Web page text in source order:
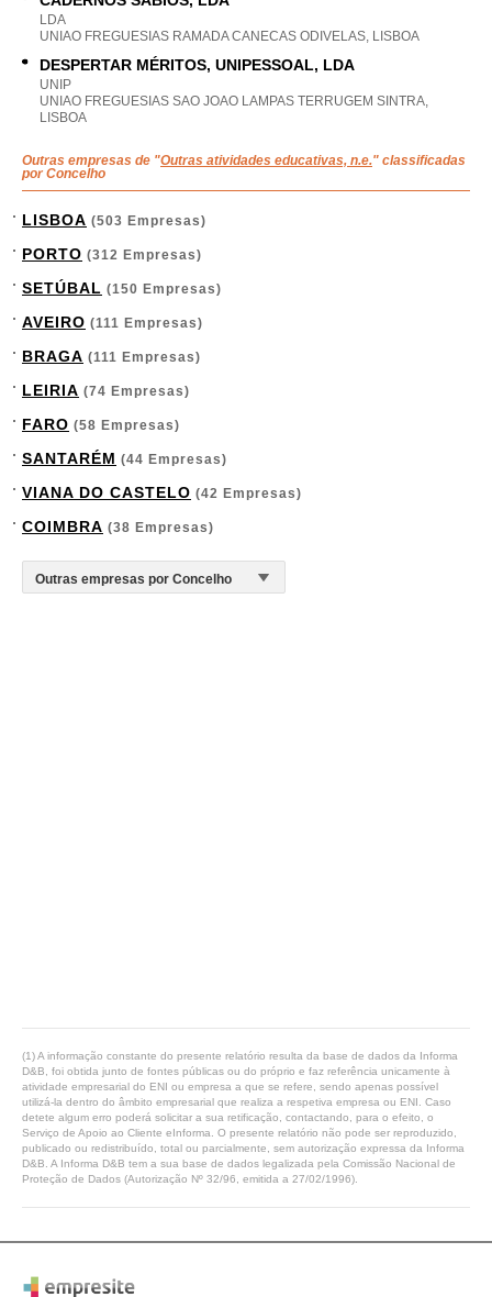
LDA
UNIAO FREGUESIAS RAMADA CANECAS ODIVELAS, LISBOA
DESPERTAR MÉRITOS, UNIPESSOAL, LDA
UNIP
UNIAO FREGUESIAS SAO JOAO LAMPAS TERRUGEM SINTRA,
LISBOA
Outras empresas de "Outras atividades educativas, n.e." classificadas
por Concelho
LISBOA (503 Empresas)
PORTO (312 Empresas)
SETÚBAL (150 Empresas)
AVEIRO (111 Empresas)
BRAGA (111 Empresas)
LEIRIA (74 Empresas)
FARO (58 Empresas)
SANTARÉM (44 Empresas)
VIANA DO CASTELO (42 Empresas)
COIMBRA (38 Empresas)
(1) A informação constante do presente relatório resulta da base de dados da Informa
D&B, foi obtida junto de fontes públicas ou do próprio e faz referência unicamente à
atividade empresarial do ENI ou empresa a que se refere, sendo apenas possível
utilizá-la dentro do âmbito empresarial que realiza a respetiva empresa ou ENI. Caso
detete algum erro poderá solicitar a sua retificação, contactando, para o efeito, o
Serviço de Apoio ao Cliente eInforma. O presente relatório não pode ser reproduzido,
publicado ou redistribuído, total ou parcialmente, sem autorização expressa da Informa
D&B. A Informa D&B tem a sua base de dados legalizada pela Comissão Nacional de
Proteção de Dados (Autorização Nº 32/96, emitida a 27/02/1996).